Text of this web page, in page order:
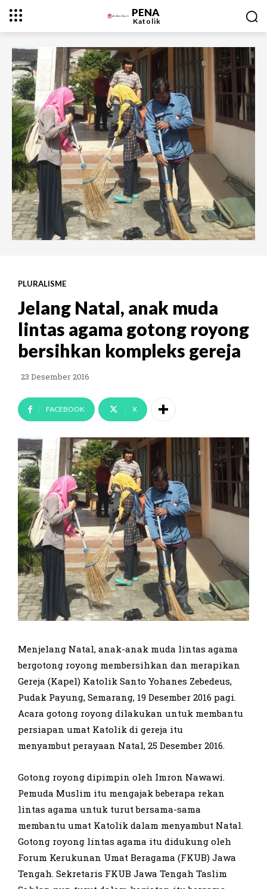
PENA
Katolik
PLURALISME
Jelang Natal, anak muda
lintas agama gotong royong
bersihkan kompleks gereja
23 Desember 2016
FACEBOOK X
Menjelang Natal, anak-anak muda lintas agama
bergotong royong membersihkan dan merapikan
Gereja (Kapel) Katolik Santo Yohanes Zebedeus,
Pudak Payung, Semarang, 19 Desember 2016 pagi.
Acara gotong royong dilakukan untuk membantu
persiapan umat Katolik di gereja itu
menyambut perayaan Natal, 25 Desember 2016.
Gotong royong dipimpin oleh Imron Nawawi.
Pemuda Muslim itu mengajak beberapa rekan
lintas agama untuk turut bersama-sama
membantu umat Katolik dalam menyambut Natal.
Gotong royong lintas agama itu didukung oleh
Forum Kerukunan Umat Beragama (FKUB) Jawa
Tengah. Sekretaris FKUB Jawa Tengah Taslim